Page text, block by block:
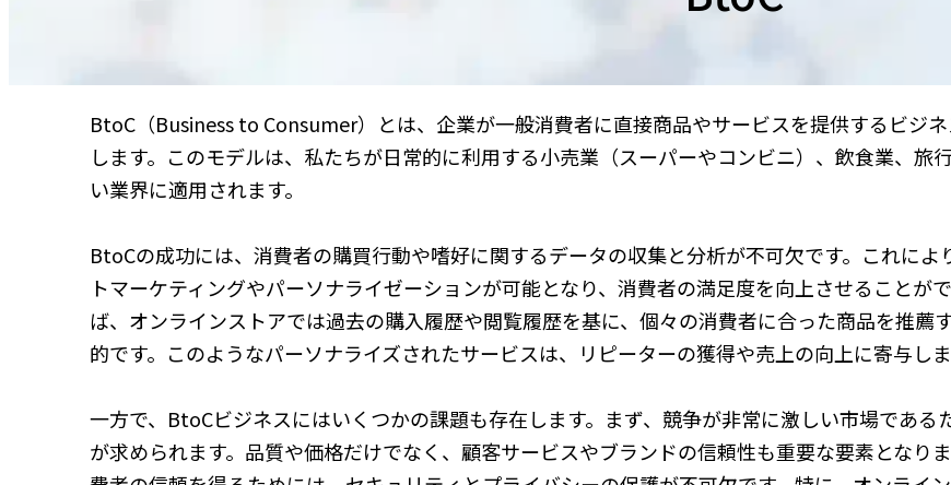
BtoC（Business to Consumer）とは、企業が一般消費者に直接商品やサービスを提供するビジ
します。このモデルは、私たちが日常的に利用する小売業（スーパーやコンビニ）、飲食業、旅
い業界に適用されます。
BtoCの成功には、消費者の購買行動や嗜好に関するデータの収集と分析が不可欠です。これによ
トマーケティングやパーソナライゼーションが可能となり、消費者の満足度を向上させることが
ば、オンラインストアでは過去の購入履歴や閲覧履歴を基に、個々の消費者に合った商品を推薦
的です。このようなパーソナライズされたサービスは、リピーターの獲得や売上の向上に寄与しま
一方で、BtoCビジネスにはいくつかの課題も存在します。まず、競争が非常に激しい市場である
が求められます。品質や価格だけでなく、顧客サービスやブランドの信頼性も重要な要素となり